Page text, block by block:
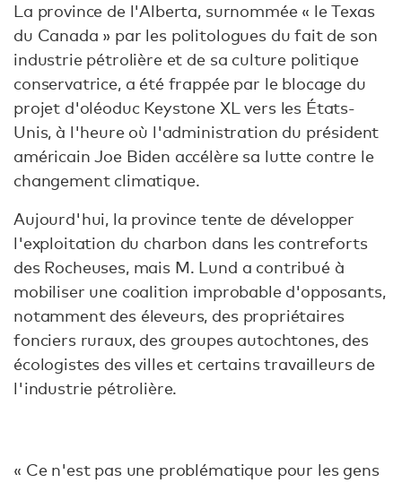
La province de l'Alberta, surnommée « le Texas
du Canada » par les politologues du fait de son
industrie pétrolière et de sa culture politique
conservatrice, a été frappée par le blocage du
projet d'oléoduc Keystone XL vers les États-
Unis, à l'heure où l'administration du président
américain Joe Biden accélère sa lutte contre le
changement climatique.
Aujourd'hui, la province tente de développer
l'exploitation du charbon dans les contreforts
des Rocheuses, mais M. Lund a contribué à
mobiliser une coalition improbable d'opposants,
notamment des éleveurs, des propriétaires
fonciers ruraux, des groupes autochtones, des
écologistes des villes et certains travailleurs de
l'industrie pétrolière.
« Ce n'est pas une problématique pour les gens